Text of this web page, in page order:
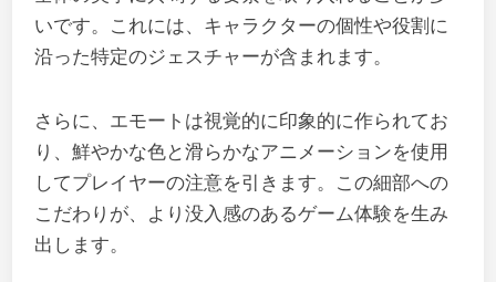
いです。これには、キャラクターの個性や役割に
沿った特定のジェスチャーが含まれます。
さらに、エモートは視覚的に印象的に作られてお
り、鮮やかな色と滑らかなアニメーションを使用
してプレイヤーの注意を引きます。この細部への
こだわりが、より没入感のあるゲーム体験を生み
出します。